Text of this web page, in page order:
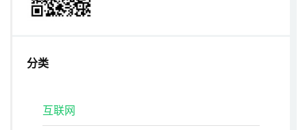
分类
互联网